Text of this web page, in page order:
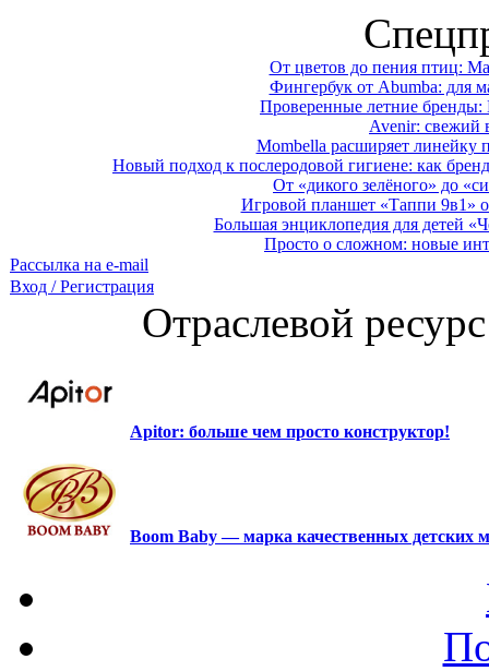
От цветов до пения птиц:
Фингербук от Abumba: для
Проверенные летние
Avenir: свежий
Mombella расширяет линейку
Новый подход к послеродовой гигиене: как
От «дикого зелёного» до
Игровой планшет «Таппи 9в1»
Большая энциклопедия для детей
Просто о сложном: новые
Рассылка на e-mail
Вход / Регистрация
Отраслевой
Apitor: больше чем просто конструктор!
Boom Baby — марка качественных детских